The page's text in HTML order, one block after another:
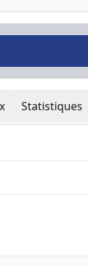
Statistiques